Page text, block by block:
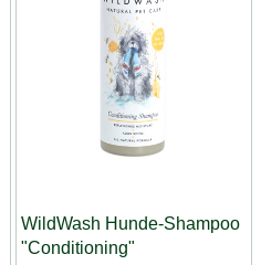
WildWash Hunde-Shampoo
"Conditioning"